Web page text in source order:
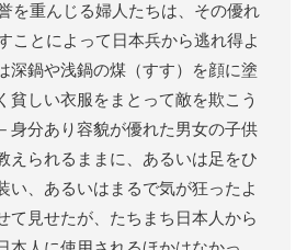
を重んじる婦人たちは、その優れ
ことによって日本兵から逃れ得よ
深鍋や浅鍋の煤（すす）を顔に塗
貧しい衣服をまとって敵を欺こう
身分あり容貌が優れた男女の子供
えられるままに、あるいは足をひ
い、あるいはまるで気が狂ったよ
て見せたが、たちまち日本人から